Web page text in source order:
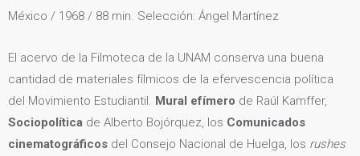
México / 1968 / 88 min. Selección: Ángel Martínez
El acervo de la Filmoteca de la UNAM conserva una buena
cantidad de materiales fílmicos de la efervescencia política
del Movimiento Estudiantil. Mural efímero de Raúl Kamffer,
Sociopolítica de Alberto Bojórquez, los Comunicados
cinematográficos del Consejo Nacional de Huelga, los rushes